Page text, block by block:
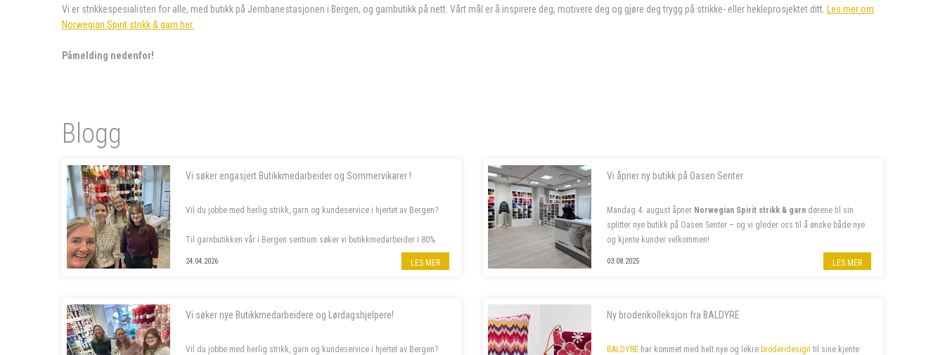
Vi er strikkespesialisten for alle, med butikk på Jernbanestasjonen i Bergen, og garnbutikk på nett. Vårt mål er å inspirere deg, motivere deg og gjøre deg trygg på strikke- eller hekleprosjektet ditt. Les mer om
Norwegian Spirit strikk & garn her.
Påmelding nedenfor!
Blogg
Vi søker engasjert Butikkmedarbeider og Sommervikarer !
Vil du jobbe med herlig strikk, garn og kundeservice i hjertet av Bergen?
Til garnbutikken vår i Bergen sentrum søker vi butikkmedarbeider i 80%
stilling, samt to sommervikarer. Les mer om stillingene nedenfor.
24.04.2026 LES MER
Vi åpner ny butikk på Oasen Senter
Mandag 4. august åpner Norwegian Spirit strikk & garn dørene til sin
splitter nye butikk på Oasen Senter – og vi gleder oss til å ønske både nye
og kjente kunder velkommen!
03.08.2025 LES MER
Vi søker nye Butikkmedarbeidere og Lørdagshjelpere!
Vil du jobbe med herlig strikk, garn og kundeservice i hjertet av Bergen?
Ny broderikolleksjon fra BALDYRE
BALDYRE har kommet med helt nye og lekre broderidesign til sine kjente